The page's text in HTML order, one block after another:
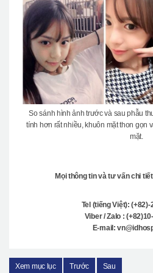
So sánh hình ảnh trước và sau phẫu
tính hơn rất nhiều, khuôn mặt thon gọn
mặt.
Mọi thông tin và tư vấn chi
Tel (tiếng Việt):
Viber / Zalo :
E-mail:
Xem mục lục Trước Sau